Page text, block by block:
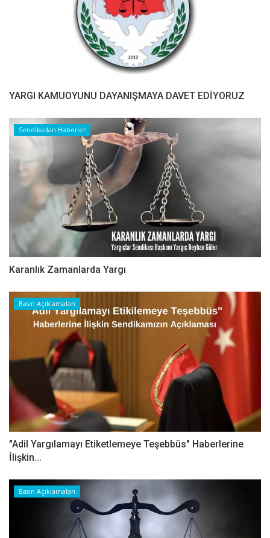
YARGI KAMUOYUNU DAYANIŞMAYA DAVET EDİYORUZ
Sendikadan Haberler
Karanlık Zamanlarda Yargı
Basın Açıklamaları
"Adil Yargılamayı Etiketlemeye Teşebbüs" Haberlerine
İlişkin...
Basın Açıklamaları